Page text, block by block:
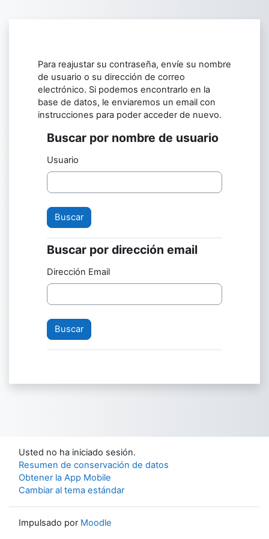
Para reajustar su contraseña, envíe su nombre
de usuario o su dirección de correo
electrónico. Si podemos encontrarlo en la
base de datos, le enviaremos un email con
instrucciones para poder acceder de nuevo.
Buscar por nombre de usuario
Buscar por nombre de usuario
Usuario
Buscar por dirección email
Buscar por dirección email
Dirección Email
Usted no ha iniciado sesión.
Resumen de conservación de datos
Obtener la App Mobile
Cambiar al tema estándar
Impulsado por Moodle